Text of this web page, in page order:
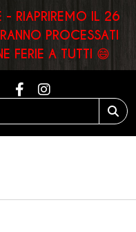
- RIAPRIREMO IL 26
PROCESSATI
FERIE A TUTTI 😄